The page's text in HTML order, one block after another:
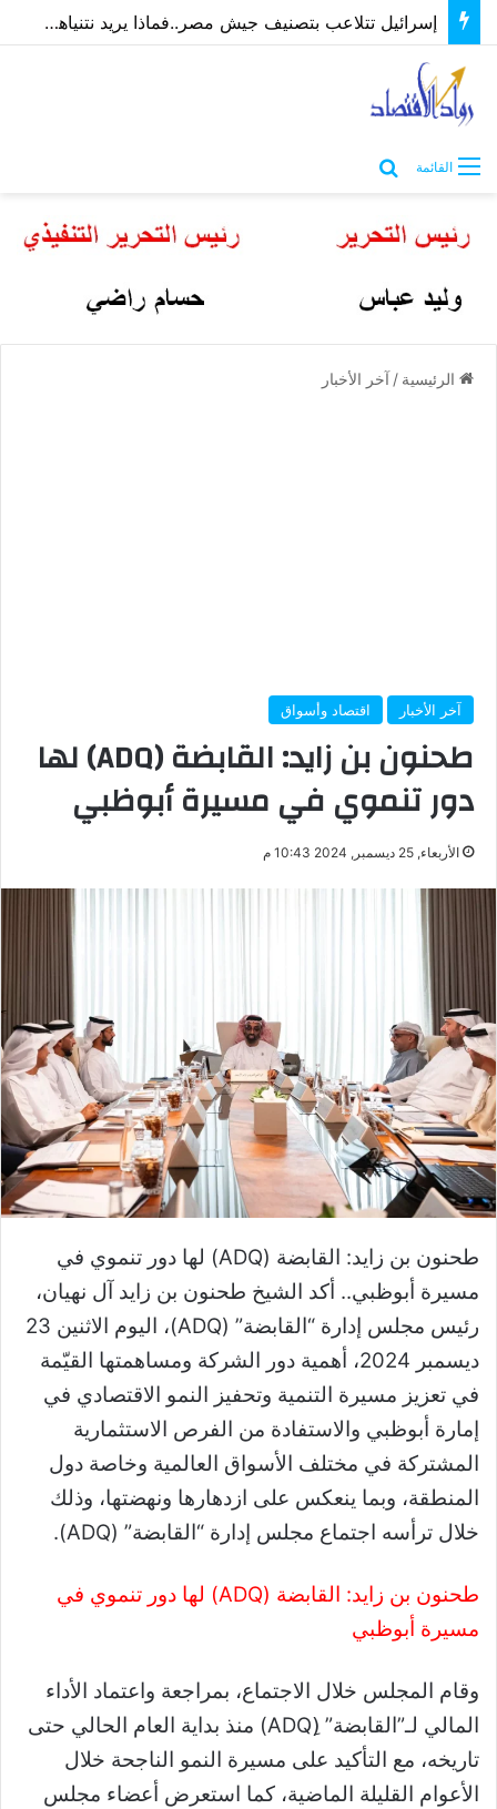
القائمة
الرئيسية / آخر الأخبار
آخر الأخبار اقتصاد وأسواق
طحنون بن زايد: القابضة (ADQ) لها
دور تنموي في مسيرة أبوظبي
الأربعاء, 25 ديسمبر, 2024 10:43 م
طحنون بن زايد: القابضة (ADQ) لها دور تنموي في
مسيرة أبوظبي.. أكد الشيخ طحنون بن زايد آل نهيان،
رئيس مجلس إدارة “القابضة” (ADQ)، اليوم الاثنين 23
ديسمبر 2024، أهمية دور الشركة ومساهمتها القيّمة
في تعزيز مسيرة التنمية وتحفيز النمو الاقتصادي في
إمارة أبوظبي والاستفادة من الفرص الاستثمارية
المشتركة في مختلف الأسواق العالمية وخاصة دول
المنطقة، وبما ينعكس على ازدهارها ونهضتها، وذلك
خلال ترأسه اجتماع مجلس إدارة “القابضة” (ADQ).
طحنون بن زايد: القابضة (ADQ) لها دور تنموي في
مسيرة أبوظبي
وقام المجلس خلال الاجتماع، بمراجعة واعتماد الأداء
المالي لـ”القابضة” (ِADQ) منذ بداية العام الحالي حتى
تاريخه، مع التأكيد على مسيرة النمو الناجحة خلال
الأعوام القليلة الماضية، كما استعرض أعضاء مجلس